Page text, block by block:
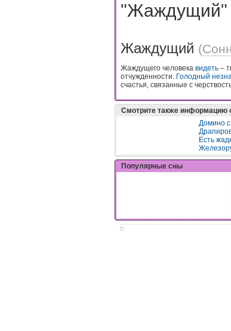
"Жаждущий"
Жаждущий (
Жаждущего человека видеть –
отчужденности. Голодный
счастья, связанные с
Смотрите также информацию
Домино
Есть
Популярные сны